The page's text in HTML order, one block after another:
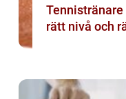
Tennistränare i
rätt nivå och